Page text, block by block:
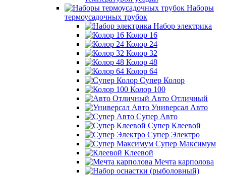
Наборы
термоусадочных трубок
Набор электрика
Колор 16
Колор 24
Колор 32
Колор 48
Колор 64
Супер Колор
Колор 100
Авто Отличный
Универсал Авто
Супер Авто
Супер Клеевой
Супер Электро
Супер Максимум
Клеевой
Мечта карполова